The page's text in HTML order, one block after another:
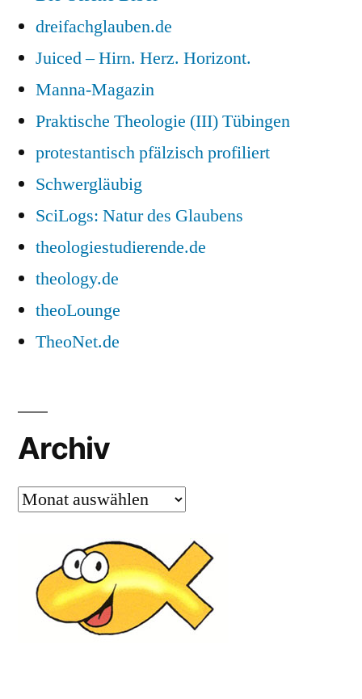
dreifachglauben.de
Juiced – Hirn. Herz. Horizont.
Manna-Magazin
Praktische Theologie (III) Tübingen
protestantisch pfälzisch profiliert
Schwergläubig
SciLogs: Natur des Glaubens
theologiestudierende.de
theology.de
theoLounge
TheoNet.de
Archiv
Archiv